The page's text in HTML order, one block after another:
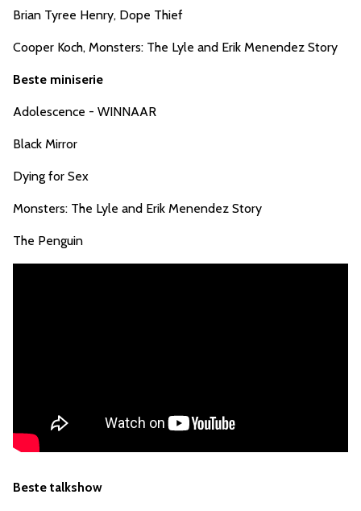
Brian Tyree Henry, Dope Thief
Cooper Koch, Monsters: The Lyle and Erik Menendez Story
Beste miniserie
Adolescence - WINNAAR
Black Mirror
Dying for Sex
Monsters: The Lyle and Erik Menendez Story
The Penguin
Beste talkshow